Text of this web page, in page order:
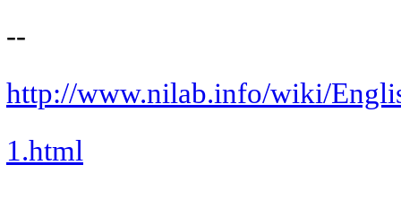
--
http://www.nilab.info/wiki/
1.html